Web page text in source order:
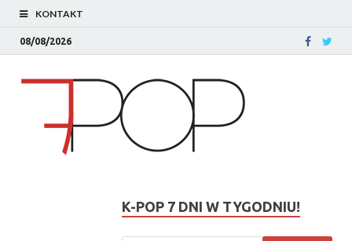
KONTAKT
08/08/2026
K-POP 7 DNI W TYGODNIU!